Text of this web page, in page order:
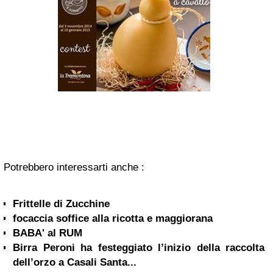
Potrebbero interessarti anche :
Frittelle di Zucchine
focaccia soffice alla ricotta e maggiorana
BABA' al RUM
Birra Peroni ha festeggiato l’inizio della raccolta
dell’orzo a Casali Santa...